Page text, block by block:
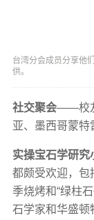
台湾分会成员分享他
供。
社交聚会——校
亚、墨西哥蒙特
实操宝石学研究
都颇受欢迎，
季烧烤和“绿柱
石学家和华盛顿